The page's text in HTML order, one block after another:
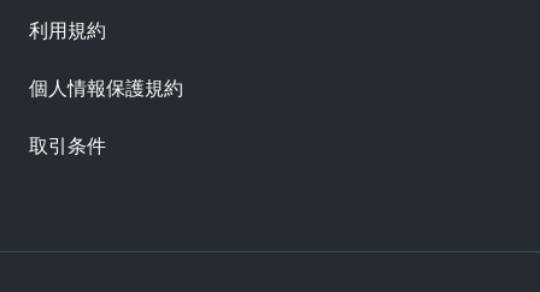
利用規約
個人情報保護規約
取引条件